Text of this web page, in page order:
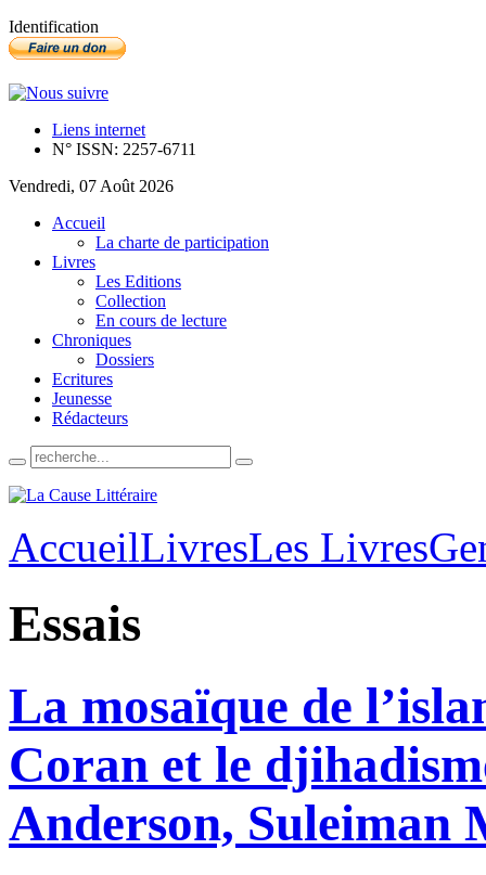
Identification
Liens internet
N° ISSN: 2257-6711
Vendredi, 07 Août 2026
Accueil
La charte de participation
Livres
Les Editions
Collection
En cours de lecture
Chroniques
Dossiers
Ecritures
Jeunesse
Rédacteurs
AccueilLivresLes Livres
Essais
La mosaïque de
Coran et le
Anderson, Suleiman